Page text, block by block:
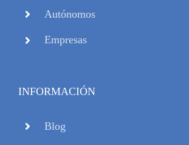
Autónomos
Empresas
INFORMACIÓN
Blog